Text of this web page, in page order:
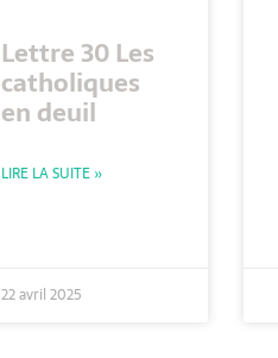
Lettre 30 Les
catholiques
en deuil
LIRE LA SUITE »
22 avril 2025